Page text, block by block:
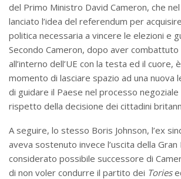
del Primo Ministro David Cameron, che
lanciato l’idea del referendum per
politica necessaria a vincere le elezioni e
Secondo Cameron, dopo aver
all’interno dell’UE con la testa ed il cuore,
momento di lasciare spazio ad una nuova
di guidare il Paese nel processo negoziale
rispetto della decisione dei cittadini
A seguire, lo stesso Boris Johnson, l’ex
aveva sostenuto invece l’uscita della
considerato possibile successore di
di non voler condurre il partito dei Tories